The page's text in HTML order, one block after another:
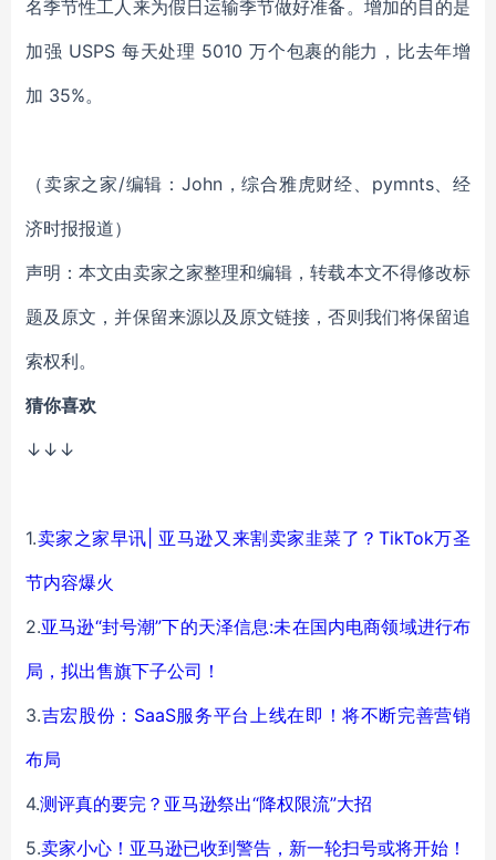
名季节性工人来为假日运输季节做好准备。增加的目的是
加强 USPS 每天处理 5010 万个包裹的能力，比去年增
加 35%。
（卖家之家/编辑：John，综合雅虎财经、pymnts、经
济时报报道）
声明：本文由卖家之家整理和编辑，转载本文不得修改标
题及原文，并保留来源以及原文链接，否则我们将保留追
索权利。
猜你喜欢
↓↓↓
1.卖家之家早讯| 亚马逊又来割卖家韭菜了？TikTok万圣
节内容爆火
2.亚马逊“封号潮”下的天泽信息:未在国内电商领域进行布
局，拟出售旗下子公司！
3.吉宏股份：SaaS服务平台上线在即！将不断完善营销
布局
4.测评真的要完？亚马逊祭出“降权限流”大招
5.卖家小心！亚马逊已收到警告，新一轮扫号或将开始！